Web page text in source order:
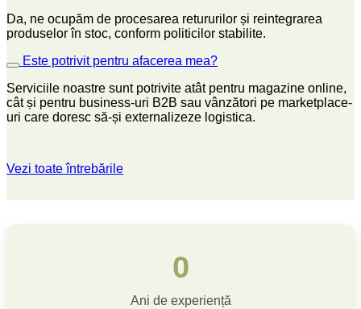
Da, ne ocupăm de procesarea retururilor și reintegrarea
produselor în stoc, conform politicilor stabilite.
Este potrivit pentru afacerea mea?
Serviciile noastre sunt potrivite atât pentru magazine online,
cât și pentru business-uri B2B sau vânzători pe marketplace-
uri care doresc să-și externalizeze logistica.
Vezi toate întrebările
0
Ani de experiență